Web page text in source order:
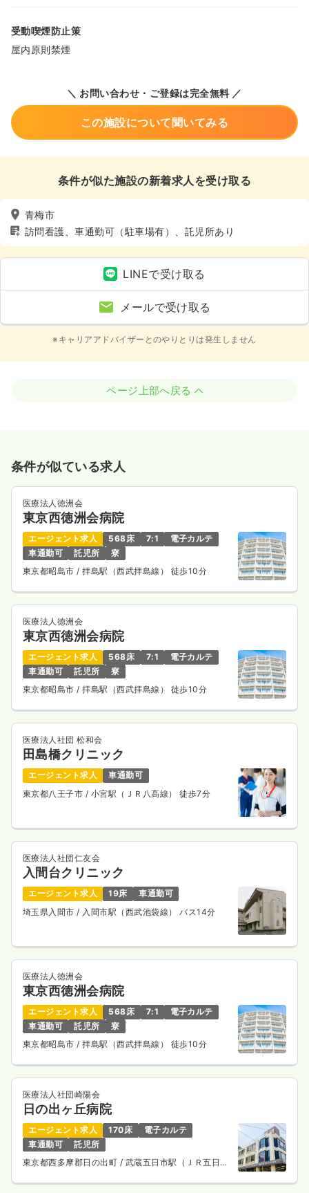
受動喫煙防止策
屋内原則禁煙
＼ お問い合わせ・ご登録は完全無料 ／
この施設について聞いてみる
条件が似た施設の新着求人を受け取る
青梅市
訪問看護、車通勤可（駐車場有）、託児所あり
LINEで受け取る
メールで受け取る
※キャリアアドバイザーとのやりとりは発生しません
ページ上部へ戻る
条件が似ている求人
医療法人徳洲会
東京西徳洲会病院
エージェント求人 568床 7:1
電子カルテ
車通勤可
託児所
寮
東京都昭島市 / 拝島駅（西武拝島線） 徒歩10分
医療法人徳洲会
東京西徳洲会病院
エージェント求人 568床 7:1
電子カルテ
車通勤可
託児所
寮
東京都昭島市 / 拝島駅（西武拝島線） 徒歩10分
医療法人社団 松和会
田島橋クリニック
エージェント求人
車通勤可
東京都八王子市 / 小宮駅（ＪＲ八高線） 徒歩7分
医療法人社団仁友会
入間台クリニック
エージェント求人 19床
車通勤可
埼玉県入間市 / 入間市駅（西武池袋線） バス14分
医療法人徳洲会
東京西徳洲会病院
エージェント求人 568床 7:1
電子カルテ
車通勤可
託児所
寮
東京都昭島市 / 拝島駅（西武拝島線） 徒歩10分
医療法人社団崎陽会
日の出ヶ丘病院
エージェント求人 170床
電子カルテ
車通勤可
託児所
東京都西多摩郡日の出町 / 武蔵五日市駅（ＪＲ五日市